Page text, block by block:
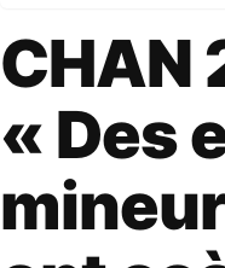
CHAN
« Des